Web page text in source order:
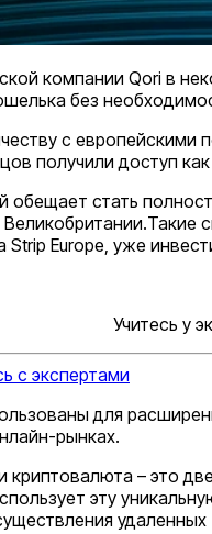
компании Qori в
без
с
получили доступ
обещает стать
Europe, уже
Учитесь у
с экспертами
для
рынках.
криптовалюта – это
эту